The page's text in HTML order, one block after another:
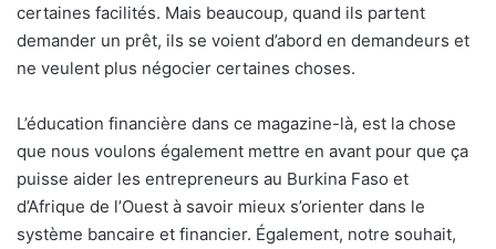
certaines facilités. Mais beaucoup, quand ils partent
demander un prêt, ils se voient d’abord en demandeurs et
ne veulent plus négocier certaines choses.
L’éducation financière dans ce magazine-là, est la chose
que nous voulons également mettre en avant pour que ça
puisse aider les entrepreneurs au Burkina Faso et
d’Afrique de l’Ouest à savoir mieux s’orienter dans le
système bancaire et financier. Également, notre souhait,